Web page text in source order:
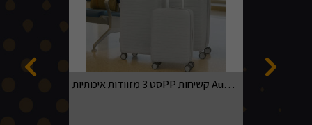
סט 3 מזוודות איכותיותPP קשיחות Australian adventurer בגדלים 20, 24, 28 בצבע אפור בהיר